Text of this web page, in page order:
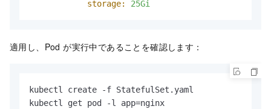
storage:
25Gi
適用し、Pod が実行中であることを確認します：
kubectl create -f StatefulSet.yaml
kubectl get pod -l app=nginx